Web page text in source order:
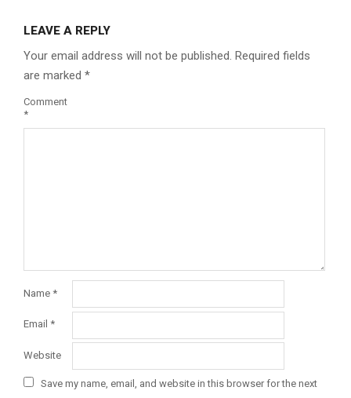
LEAVE A REPLY
Your email address will not be published. Required fields
are marked *
Comment
*
Name *
Email *
Website
Save my name, email, and website in this browser for the next